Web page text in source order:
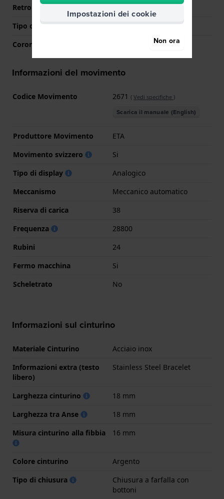
Retro cassa
Tipo di vetro
Zaffiro
Corona
Corona da estrarre
Informazioni del movimento
Codice Movimento 2671 ( Vedi specifiche )
Scarica il manuale (English)
Produttore Movimento
ETA
Movimento svizzero
Si
Tipo di display
Analogico
Meccanismo
Meccanico automatico
Riserva di carica
38
Frequenza
28800
Rubini
24
Fermo macchina
Si
Scheletrato
No
Informazioni sul cinturino
Materiale Cinturino
Acciaio inox
Informazioni extra (testo
libero)
Stainless Steel Bracelet
Larghezza cinturino
18 mm
Larghezza tra Anse
18 mm
Misura cinturino alla fibbia
16 mm
Colore cinturino
Argento
Tipo di chiusura
Chiusura a farfalla con
bottoni
Impostazioni dei cookie
Non ora